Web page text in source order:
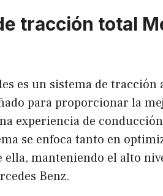
tracción total
es un sistema de tracción
para proporcionar la
experiencia de
se enfoca tanto en
manteniendo el alto
Benz.